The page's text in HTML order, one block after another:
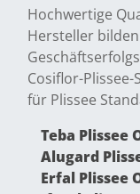
Hochwertige
Hersteller
Cosiflor-
für Plissee
Teba Plissee
Alugard
Erfal Plissee